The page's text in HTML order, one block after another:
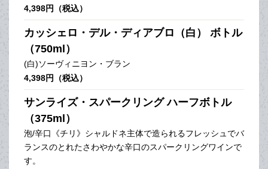
4,398円（税込）
カッシェロ・デル・ディアブロ（白） ボトル
（750ml）
(白)ソーヴィニヨン・ブラン
4,398円（税込）
サンライズ・スパークリング ハーフボトル
（375ml）
泡/辛口《チリ》シャルドネ主体で造られるフレッシュでバ
ランスのとれたさわやかな辛口のスパークリングワインで
す。